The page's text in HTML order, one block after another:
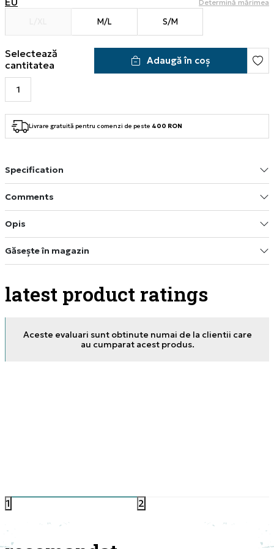
Determină mărimea
M/L S/M
Selectează
cantitatea
Adaugă în coș
Livrare gratuită pentru comenzi de peste 400 RON
Specification
Comments
Opis
Găsește în magazin
latest product ratings
Aceste evaluari sunt obtinute numai de la clientii care
au cumparat acest produs.
1 2